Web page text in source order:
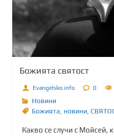
Божията святост
Evangelsko.info 0
Новини
Божията, новини,
Какво се случи с Мойсей,